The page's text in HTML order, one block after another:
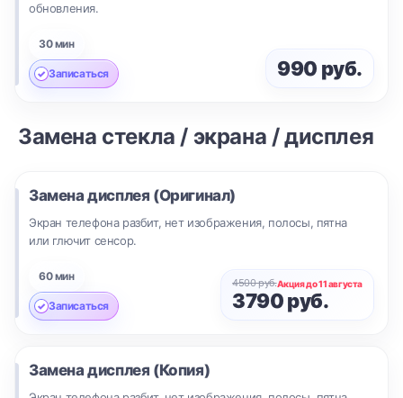
обновления.
30 мин
Записаться 990 руб.
Замена стекла / экрана / дисплея
Замена дисплея (Оригинал)
Экран телефона разбит, нет изображения, полосы, пятна
или глючит сенсор.
60 мин
Записаться
4500 руб.Акция до 11 августа
3790 руб.
Замена дисплея (Копия)